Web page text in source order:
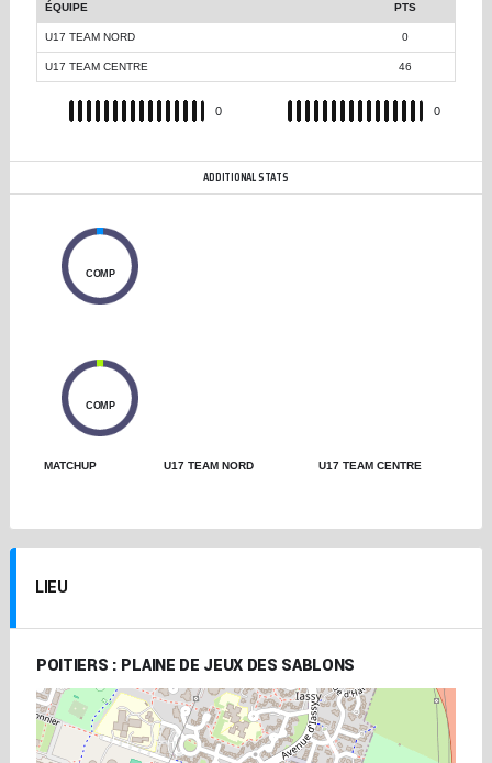
ÉQUIPE PTS
U17 TEAM NORD 0
U17 TEAM CENTRE 46
0 0
ADDITIONAL STATS
COMP
COMP
MATCHUP U17 TEAM NORD U17 TEAM CENTRE
LIEU
POITIERS : PLAINE DE JEUX DES SABLONS